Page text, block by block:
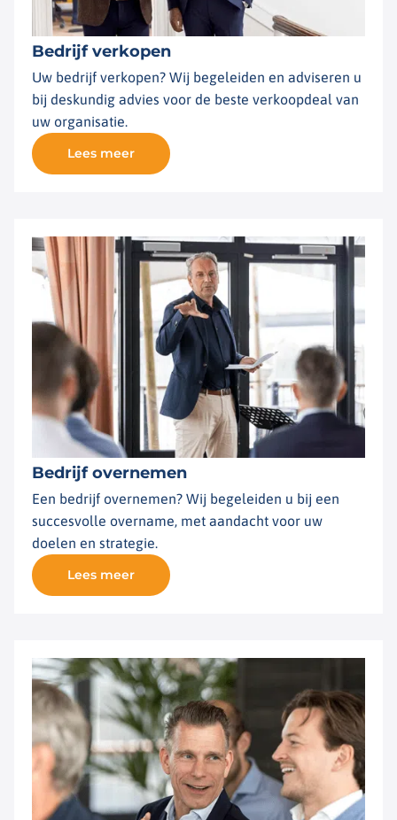
Bedrijf verkopen
Uw bedrijf verkopen? Wij begeleiden en adviseren u
bij deskundig advies voor de beste verkoopdeal van
uw organisatie.
Lees meer
Bedrijf overnemen
Een bedrijf overnemen? Wij begeleiden u bij een
succesvolle overname, met aandacht voor uw
doelen en strategie.
Lees meer